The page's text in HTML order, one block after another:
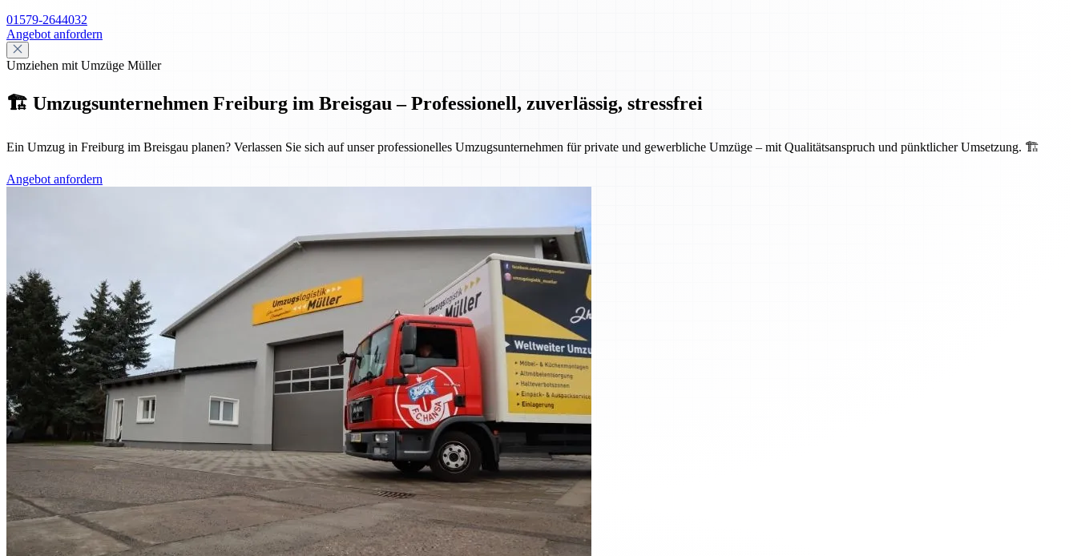
01579-2644032
Angebot anfordern
Umziehen mit Umzüge Müller
🏗️ Umzugsunternehmen Freiburg im Breisgau – Professionell, zuverlässig, stressfrei
Ein Umzug in Freiburg im Breisgau planen? Verlassen Sie sich auf unser professionelles Umzugsunternehmen für private und gewerbliche Umzüge – mit Qualitätsanspruch und pünktlicher Umsetzung. 🏗️
Angebot anfordern